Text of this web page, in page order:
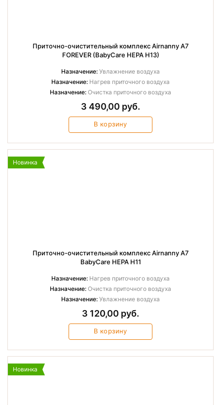
Приточно-очистительный комплекс Airnanny A7
FOREVER (BabyCare HEPA H13)
Назначение: Увлажнение воздуха
Назначение: Нагрев приточного воздуха
Назначение: Очистка приточного воздуха
3 490,00 руб.
В корзину
Новинка
Приточно-очистительный комплекс Airnanny A7
BabyCare HEPA H11
Назначение: Нагрев приточного воздуха
Назначение: Очистка приточного воздуха
Назначение: Увлажнение воздуха
3 120,00 руб.
В корзину
Новинка